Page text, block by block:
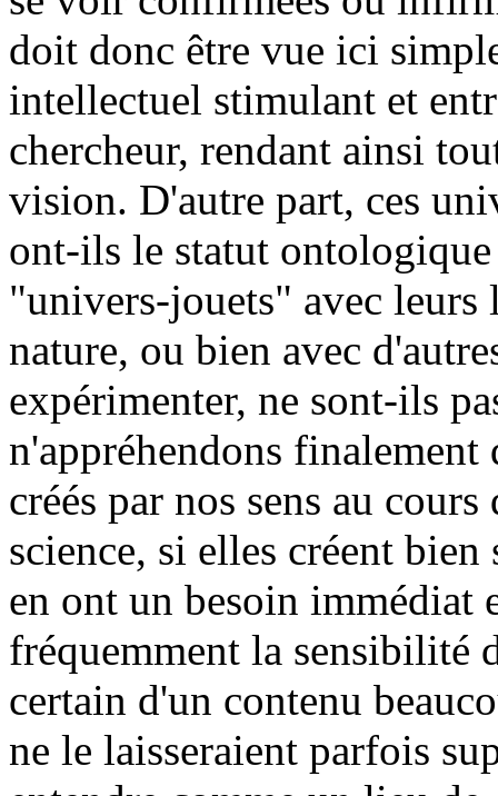
doit donc être vue ici
intellectuel stimulant et
chercheur, rendant ainsi
vision. D'autre part, ces
ont-ils le statut
"univers-jouets" avec leurs
nature, ou bien avec
expérimenter, ne sont-ils
n'appréhendons finalement
créés par nos sens au
science, si elles créent
en ont un besoin immédiat
fréquemment la sensibilité
certain d'un contenu
ne le laisseraient parfois